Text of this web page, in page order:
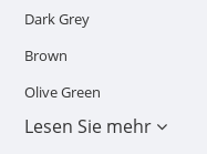
Dark Grey
Brown
Olive Green
Lesen Sie mehr